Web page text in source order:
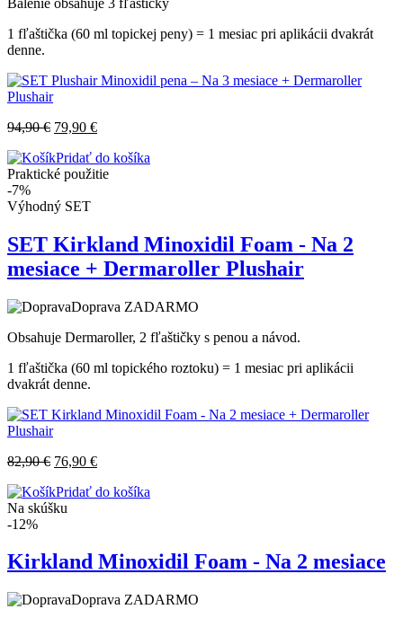
1 fľaštička (60 ml topickej peny) = 1 mesiac pri aplikácii dvakrát
denne.
94,90€ 79,90 €
Pridať do košíka
Praktické použitie
-7%
Výhodný SET
SET Kirkland Minoxidil Foam - Na 2
mesiace + Dermaroller Plushair
Doprava ZADARMO
Obsahuje Dermaroller, 2 fľaštičky s penou a návod.
1 fľaštička (60 ml topického roztoku) = 1 mesiac pri aplikácii
dvakrát denne.
82,90€ 76,90 €
Pridať do košíka
Na skúšku
-12%
Kirkland Minoxidil Foam - Na 2 mesiace
Doprava ZADARMO